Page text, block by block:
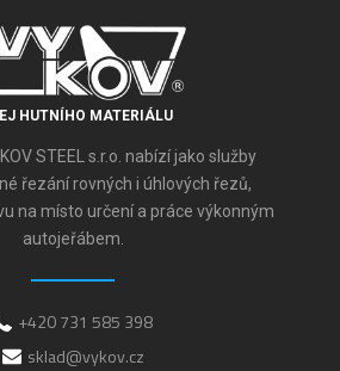
HUTNÍHO MATERIÁLU
STEEL s.r.o. nabízí jako služby
řezání rovných i úhlových řezů,
na místo určení a práce výkonným
autojeřábem.
+420 731 585 398
sklad@vykov.cz